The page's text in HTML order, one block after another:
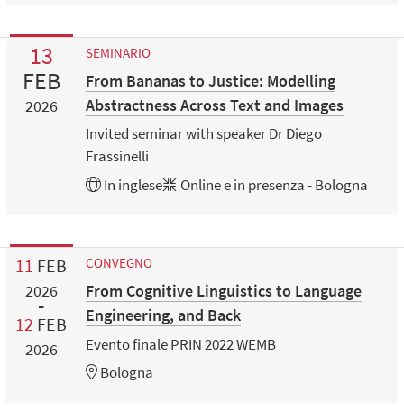
13
FEB
2026
SEMINARIO
From Bananas to Justice: Modelling
Abstractness Across Text and Images
Invited seminar with speaker Dr Diego
Frassinelli
In inglese Online e in presenza - Bologna
11 FEB
2026
12 FEB
2026
CONVEGNO
From Cognitive Linguistics to Language
Engineering, and Back
Evento finale PRIN 2022 WEMB
Bologna